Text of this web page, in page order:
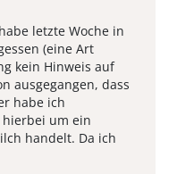
letzte Woche in
(eine Art
kein Hinweis auf
ausgegangen, dass
habe ich
hierbei um ein
handelt. Da ich